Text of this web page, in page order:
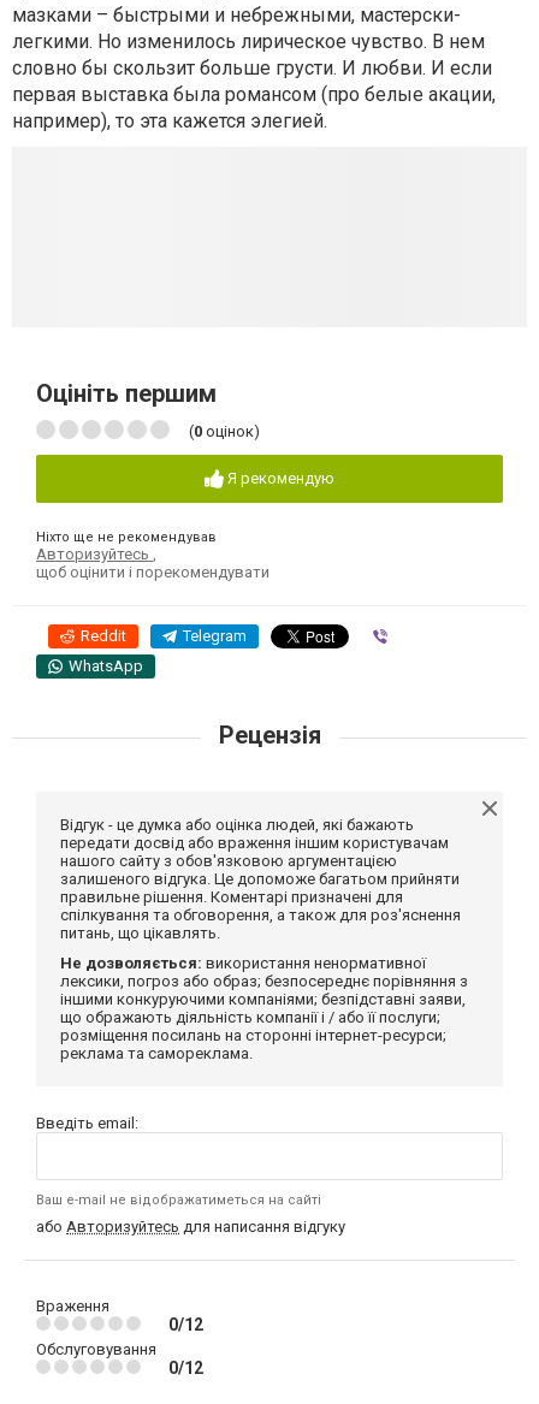
мазками – быстрыми и небрежными, мастерски-
легкими. Но изменилось лирическое чувство. В нем
словно бы скользит больше грусти. И любви. И если
первая выставка была романсом (про белые акации,
например), то эта кажется элегией.
Оцініть першим
(0 оцінок)
Я рекомендую
Ніхто ще не рекомендував
Авторизуйтесь ,
щоб оцінити і порекомендувати
Reddit Telegram
WhatsApp
Рецензія
Відгук - це думка або оцінка людей, які бажають
передати досвід або враження іншим користувачам
нашого сайту з обов'язковою аргументацією
залишеного відгука. Це допоможе багатьом прийняти
правильне рішення. Коментарі призначені для
спілкування та обговорення, а також для роз'яснення
питань, що цікавлять.
Не дозволяється: використання ненормативної
лексики, погроз або образ; безпосереднє порівняння з
іншими конкуруючими компаніями; безпідставні заяви,
що ображають діяльність компанії і / або її послуги;
розміщення посилань на сторонні інтернет-ресурси;
реклама та самореклама.
Введіть email:
Ваш e-mail не відображатиметься на сайті
або Авторизуйтесь для написання відгуку
Враження
0/12
Обслуговування
0/12